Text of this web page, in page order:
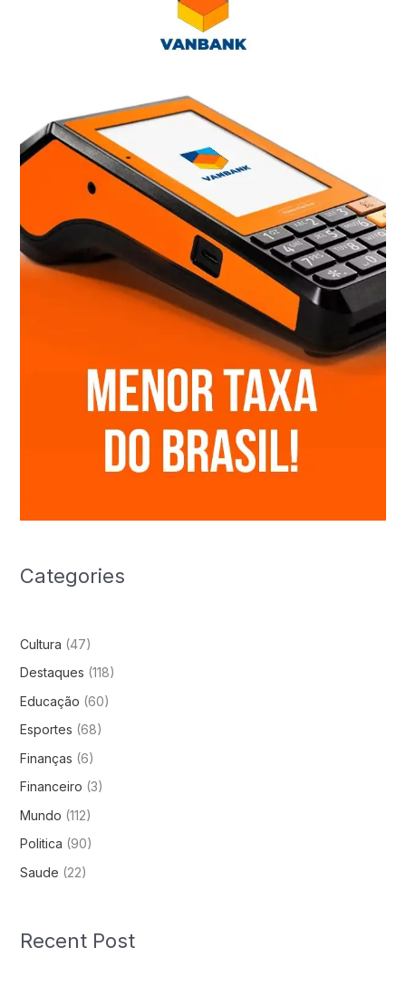
Categories
Cultura (47)
Destaques (118)
Educação (60)
Esportes (68)
Finanças (6)
Financeiro (3)
Mundo (112)
Politica (90)
Saude (22)
Recent Post